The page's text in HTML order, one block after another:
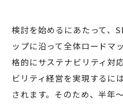
検討を始めるにあたって、
ップに沿って全体ロードマ
格的にサステナビリティ対
ビリティ経営を実現するに
されます。そのため、半年